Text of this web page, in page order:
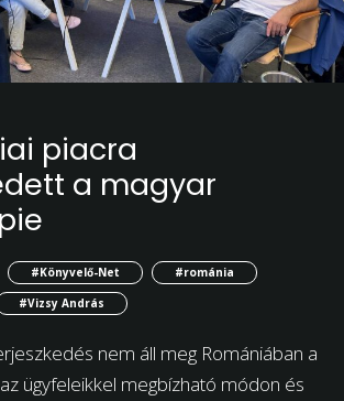
piacra
a magyar
#Könyvelő-Net
#románia
#Vizsy András
nem áll meg Romániában a
ügyfeleikkel megbízható módon és